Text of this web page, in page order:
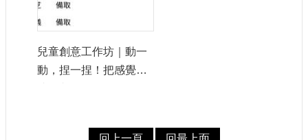
兒童創意工作坊｜動一
動，捏一捏！把感覺變